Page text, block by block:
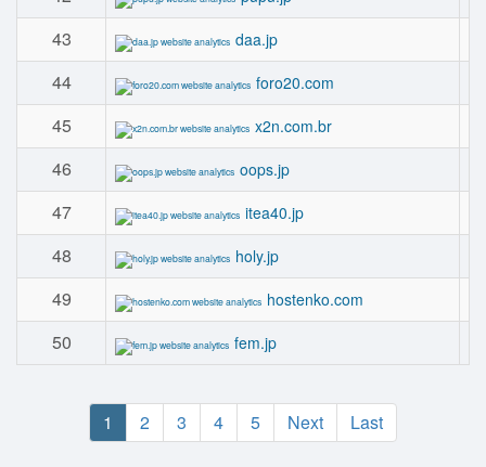
43 daa.jp
44 foro20.com
45 x2n.com.br
46 oops.jp
47 itea40.jp
48 holy.jp
49 hostenko.com
50 fem.jp
1 2 3 4 5 Next Last